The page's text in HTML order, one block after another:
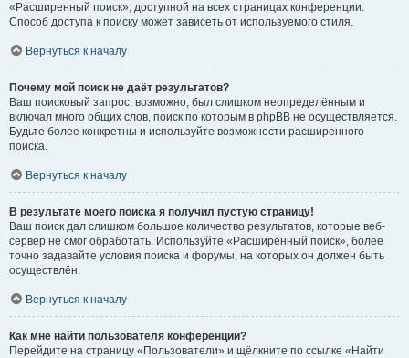
«Расширенный поиск», доступной на всех страницах конференции.
Способ доступа к поиску может зависеть от используемого стиля.
Вернуться к началу
Почему мой поиск не даёт результатов?
Ваш поисковый запрос, возможно, был слишком неопределённым и
включал много общих слов, поиск по которым в phpBB не осуществляется.
Будьте более конкретны и используйте возможности расширенного
поиска.
Вернуться к началу
В результате моего поиска я получил пустую страницу!
Ваш поиск дал слишком большое количество результатов, которые веб-
сервер не смог обработать. Используйте «Расширенный поиск», более
точно задавайте условия поиска и форумы, на которых он должен быть
осуществлён.
Вернуться к началу
Как мне найти пользователя конференции?
Перейдите на страницу «Пользователи» и щёлкните по ссылке «Найти